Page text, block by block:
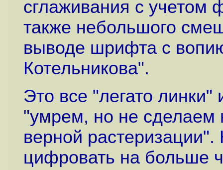
сглаживания с учетом
также небольшого
выводе шрифта с
Котельникова".
Это все "легато
"умрем, но не сделаем
верной растеризации".
цифровать на больше